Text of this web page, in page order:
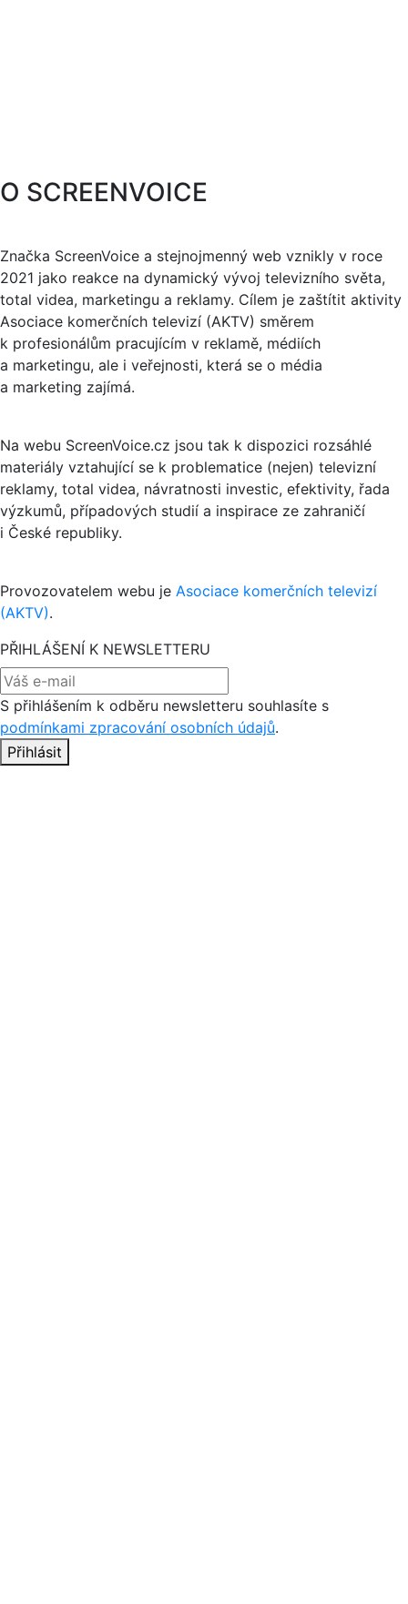
O SCREENVOICE
Značka ScreenVoice a stejnojmenný web vznikly v roce
2021 jako reakce na dynamický vývoj televizního světa,
total videa, marketingu a reklamy. Cílem je zaštítit aktivity
Asociace komerčních televizí (AKTV) směrem
k profesionálům pracujícím v reklamě, médiích
a marketingu, ale i veřejnosti, která se o média
a marketing zajímá.
Na webu ScreenVoice.cz jsou tak k dispozici rozsáhlé
materiály vztahující se k problematice (nejen) televizní
reklamy, total videa, návratnosti investic, efektivity, řada
výzkumů, případových studií a inspirace ze zahraničí
i České republiky.
Provozovatelem webu je Asociace komerčních televizí
(AKTV).
PŘIHLÁŠENÍ K NEWSLETTERU
S přihlášením k odběru newsletteru souhlasíte s
podmínkami zpracování osobních údajů.
Přihlásit